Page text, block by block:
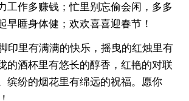
工作多赚钱；忙里别忘偷会闲，多多
早睡身体健；欢欢喜喜迎春节！
印里有满满的快乐，摇曳的红烛里有
的酒杯里有悠长的醇香，红艳的对联
缤纷的烟花里有绵远的祝福。愿你